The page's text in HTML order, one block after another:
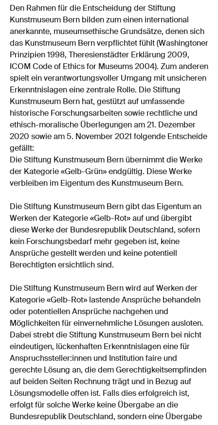
Den Rahmen für die Entscheidung der Stiftung
Kunstmuseum Bern bilden zum einen international
anerkannte, museumsethische Grundsätze, denen sich
das Kunstmuseum Bern verpflichtet fühlt (Washingtoner
Prinzipien 1998, Theresienstädter Erklärung 2009,
ICOM Code of Ethics for Museums 2004). Zum anderen
spielt ein verantwortungsvoller Umgang mit unsicheren
Erkenntnislagen eine zentrale Rolle. Die Stiftung
Kunstmuseum Bern hat, gestützt auf umfassende
historische Forschungsarbeiten sowie rechtliche und
ethisch-moralische Überlegungen am 21. Dezember
2020 sowie am 5. November 2021 folgende Entscheide
gefällt:
Die Stiftung Kunstmuseum Bern übernimmt die Werke
der Kategorie «Gelb-Grün» endgültig. Diese Werke
verbleiben im Eigentum des Kunstmuseum Bern.
Die Stiftung Kunstmuseum Bern gibt das Eigentum an
Werken der Kategorie «Gelb-Rot» auf und übergibt
diese Werke der Bundesrepublik Deutschland, sofern
kein Forschungsbedarf mehr gegeben ist, keine
Ansprüche gestellt werden und keine potentiell
Berechtigten ersichtlich sind.
Die Stiftung Kunstmuseum Bern wird auf Werken der
Kategorie «Gelb-Rot» lastende Ansprüche behandeln
oder potentiellen Ansprüche nachgehen und
Möglichkeiten für einvernehmliche Lösungen ausloten.
Dabei strebt die Stiftung Kunstmuseum Bern bei nicht
eindeutigen, lückenhaften Erkenntnislagen eine für
Anspruchssteller:innen und Institution faire und
gerechte Lösung an, die dem Gerechtigkeitsempfinden
auf beiden Seiten Rechnung trägt und in Bezug auf
Lösungsmodelle offen ist. Falls dies erfolgreich ist,
erfolgt für solche Werke keine Übergabe an die
Bundesrepublik Deutschland, sondern eine Übergabe